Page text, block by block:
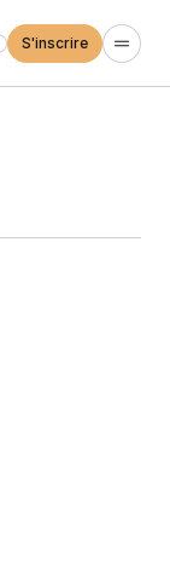
S'inscrire